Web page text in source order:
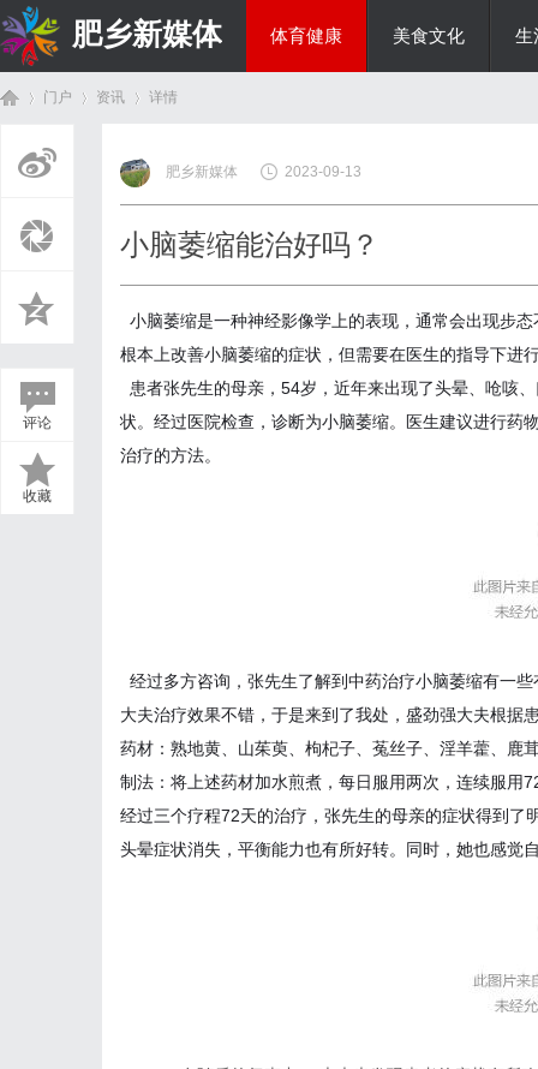
肥乡新媒体 体育健康 美食文化 生
门户 资讯
›
详情
评论
收藏
肥乡新媒体 2023-09-13
小脑萎缩能治好吗？
小脑萎缩是一种神经影像学上的表现，通常会出现步
根本上改善小脑萎缩的症状，但需要在医生的指导下进
患者张先生的母亲，54岁，近年来出现了头晕、呛咳
状。经过医院检查，诊断为小脑萎缩。医生建议进行药
治疗的方法。
经过多方咨询，张先生了解到中药治疗小脑萎缩有一
大夫治疗效果不错 ， 于是来到了我处，盛劲强大夫根据
药材：熟地黄、山茱萸、枸杞子、菟丝子、淫羊藿、鹿
制法：将上述药材加水煎煮，每日服用两次，连续服用
经过三个疗程72天的治疗，张先生的母亲的症状得到
头晕症状消失，平衡能力也有所好转。同时，她也感觉